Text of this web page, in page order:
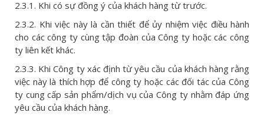
2.3.1. Khi có sự đồng ý của khách hàng từ trước.
2.3.2. Khi việc này là cần thiết để ủy nhiệm việc điều hành
cho các công ty cùng tập đoàn của Công ty hoặc các công
ty liên kết khác.
2.3.3. Khi Công ty xác định từ yêu cầu của khách hàng rằng
việc này là thích hợp để công ty hoặc các đối tác của Công
ty cung cấp sản phẩm/dịch vụ của Công ty nhằm đáp ứng
yêu cầu của khách hàng.